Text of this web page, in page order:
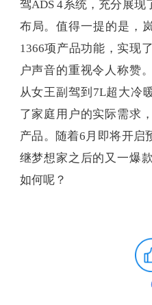
驾ADS 4系统，充分展现
布局。值得一提的是，
1366项产品功能，实现
户声音的重视令人称赞
从女王副驾到7L超大冷
了家庭用户的实际需求
产品。随着6月即将开启
继梦想家之后的又一爆
如何呢？